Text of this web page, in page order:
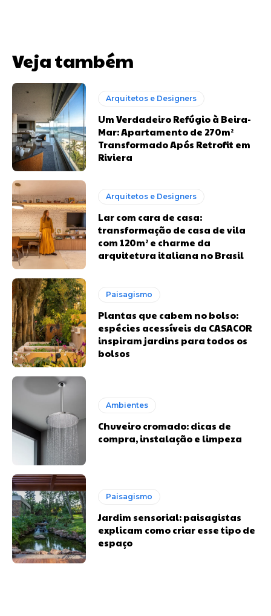
Veja também
Arquitetos e Designers
Um Verdadeiro Refúgio à Beira-
Mar: Apartamento de 270m²
Transformado Após Retrofit em
Riviera
Arquitetos e Designers
Lar com cara de casa:
transformação de casa de vila
com 120m² e charme da
arquitetura italiana no Brasil
Paisagismo
Plantas que cabem no bolso:
espécies acessíveis da CASACOR
inspiram jardins para todos os
bolsos
Ambientes
Chuveiro cromado: dicas de
compra, instalação e limpeza
Paisagismo
Jardim sensorial: paisagistas
explicam como criar esse tipo de
espaço